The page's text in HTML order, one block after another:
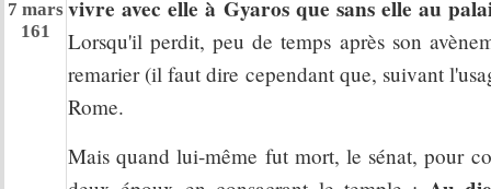
7 mars
161
vivre avec elle à Gyaros que sans elle au
Lorsqu'il perdit, peu de temps après son
remarier (il faut dire cependant que, suivant
Rome.
Mais quand lui-même fut mort, le sénat, pour